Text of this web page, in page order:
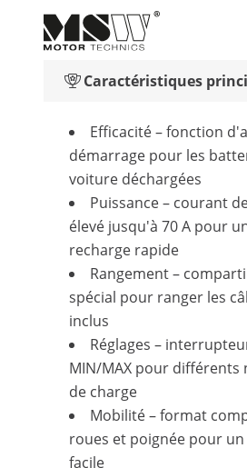
Caractéristiques
Efficacité – fonction
démarrage pour les
voiture déchargées
Puissance – courant
élevé jusqu'à 70 A pour
recharge rapide
Rangement –
spécial pour ranger les
inclus
Réglages –
MIN/MAX pour différents
de charge
Mobilité – format
roues et poignée pour
facile